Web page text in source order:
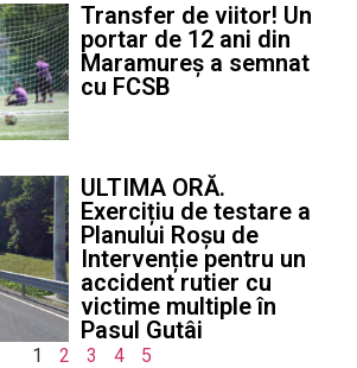
Transfer de viitor! Un
portar de 12 ani din
Maramureș a semnat
cu FCSB
ULTIMA ORĂ.
Exercițiu de testare a
Planului Roșu de
Intervenție pentru un
accident rutier cu
victime multiple în
Pasul Gutâi
1 2 3 4 5